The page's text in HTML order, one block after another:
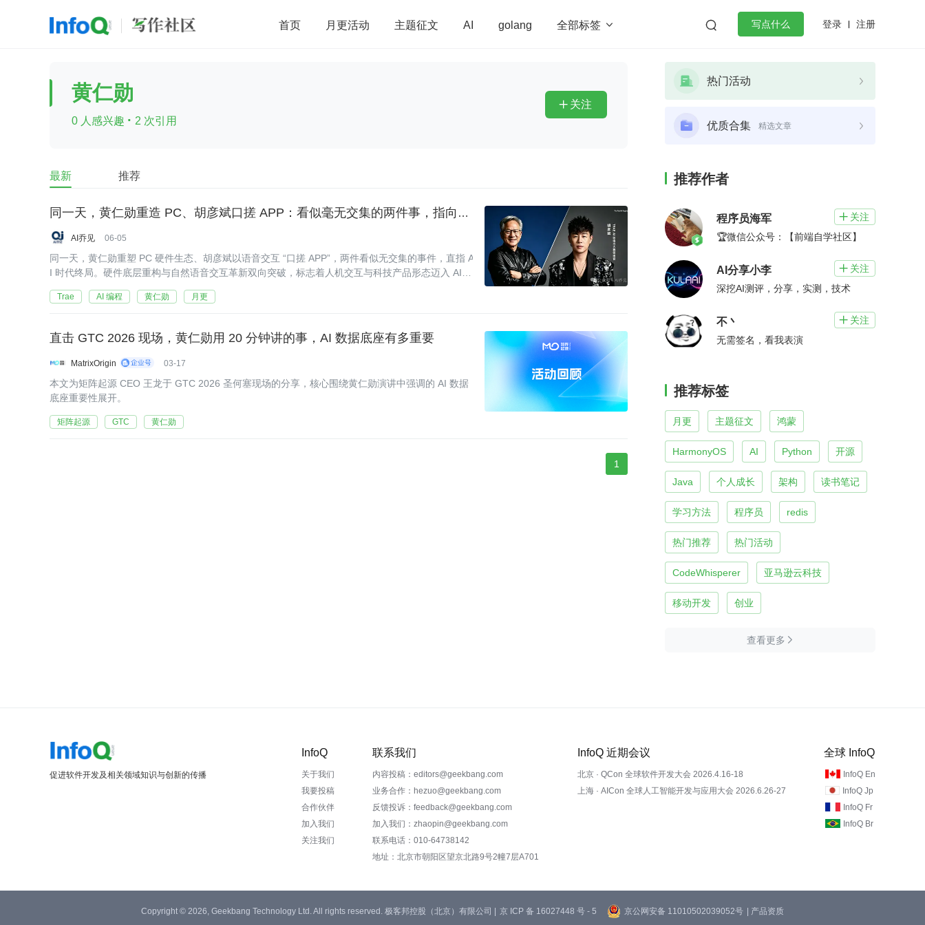
首页 月更活动 主题征文 AI golang 全部标签   写点什么 登录 注册
前端 AI redis
查看更多
黄仁勋
0 人感兴趣 · 2 次引用
 关注
最新 推荐
同一天，黄仁勋重造 PC、胡彦斌口搓 APP：看似毫无交集的两件事，指向了同一个终局
AI乔见 06-05
同一天，黄仁勋重塑 PC 硬件生态、胡彦斌以语音交互 “口搓 APP”，两件看似无交集的事件，直指 A
I 时代终局。硬件底层重构与自然语音交互革新双向突破，标志着人机交互与科技产品形态迈入 AI
Trae AI 编程 黄仁勋 月更
直击 GTC 2026 现场，黄仁勋用 20 分钟讲的事，AI 数据底座有多重要
MatrixOrigin 03-17
本文为矩阵起源 CEO 王龙于 GTC 2026 圣何塞现场的分享，核心围绕黄仁勋演讲中强调的 AI 数据
底座重要性展开。
矩阵起源 GTC 黄仁勋
1
热门活动
优质合集 精选文章
推荐作者
程序员海军  关注
🏆微信公众号：【前端自学社区】
AI分享小李  关注
深挖AI测评，分享，实测，技术
不丶  关注
无需签名，看我表演
推荐标签
月更 主题征文 鸿蒙
HarmonyOS AI Python 开源
Java 个人成长 架构 读书笔记
学习方法 程序员 redis
热门推荐 热门活动
CodeWhisperer 亚马逊云科技
移动开发 创业
查看更多 
促进软件开发及相关领域知识与创新的传播
InfoQ
关于我们
我要投稿
合作伙伴
加入我们
关注我们
联系我们
内容投稿：editors@geekbang.com
业务合作：hezuo@geekbang.com
反馈投诉：feedback@geekbang.com
加入我们：zhaopin@geekbang.com
联系电话：010-64738142
地址：北京市朝阳区望京北路9号2幢7层A701
InfoQ 近期会议
北京 · QCon 全球软件开发大会 2026.4.16-18
上海 · AICon 全球人工智能开发与应用大会 2026.6.26-27
全球 InfoQ
InfoQ En
InfoQ Jp
InfoQ Fr
InfoQ Br
Copyright © 2026, Geekbang Technology Ltd. All rights reserved. 极客邦控股（北京）有限公司 | 京 ICP 备 16027448 号 - 5 京公网安备 11010502039052号 | 产品资质